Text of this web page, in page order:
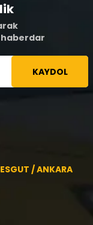
haberdar
KAYDOL
/ ANKARA